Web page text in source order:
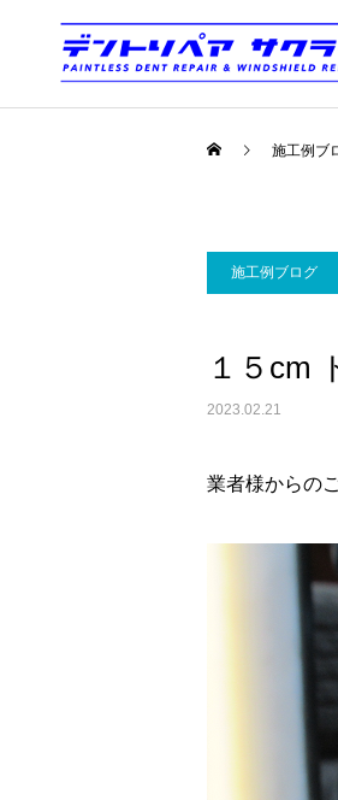
施工例ブ
施工例ブログ
１５cm
2023.02.21
業者様からの